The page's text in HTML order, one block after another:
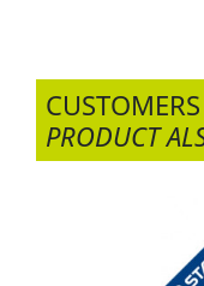
PRODUCT